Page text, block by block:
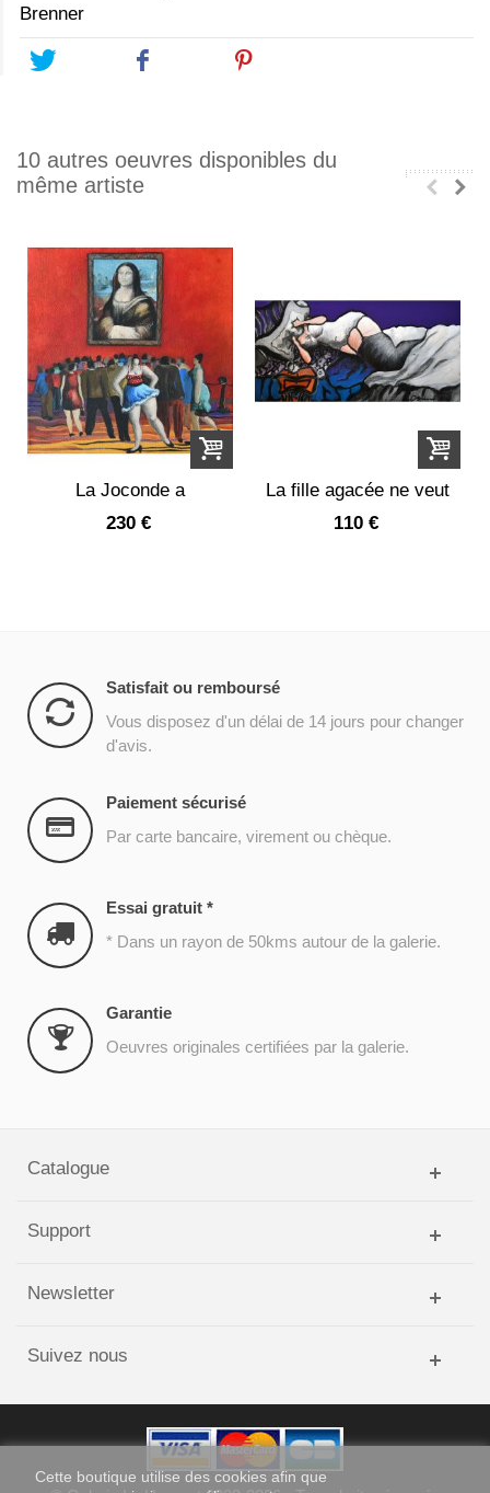
Brenner
10 autres oeuvres disponibles du
même artiste
La Joconde a
beaucoup trop de...
230 €
La fille agacée ne veut
pas se...
110 €
Satisfait ou remboursé
Vous disposez d'un délai de 14 jours pour changer
d'avis.
Paiement sécurisé
Par carte bancaire, virement ou chèque.
Essai gratuit *
* Dans un rayon de 50kms autour de la galerie.
Garantie
Oeuvres originales certifiées par la galerie.
Cette boutique utilise des cookies afin que
Catalogue
Support
Newsletter
Suivez nous